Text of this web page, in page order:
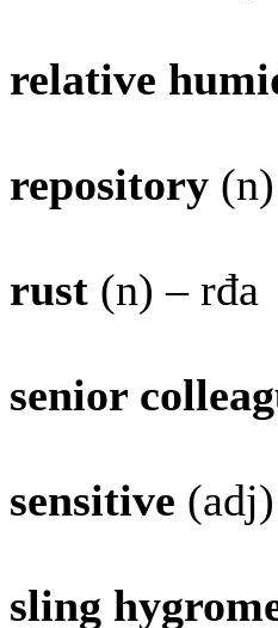
relative
repository
rust (n) – rđa
senior
sensitive
sling